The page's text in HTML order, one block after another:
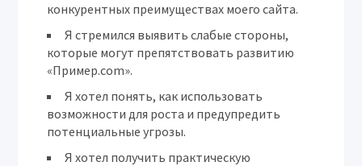
конкурентных преимуществах моего сайта.
Я стремился выявить слабые стороны,
которые могут препятствовать развитию
«Пример.com».
Я хотел понять, как использовать
возможности для роста и предупредить
потенциальные угрозы.
Я хотел получить практическую